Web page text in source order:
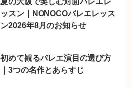
ッスン｜NONOCOバレエレッス
ン2026年8月のお知らせ
初めて観るバレエ演目の選び方
｜3つの名作とあらすじ